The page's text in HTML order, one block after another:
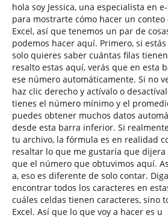
hola soy Jessica, una especialista en
para mostrarte cómo hacer un conteo
Excel, así que tenemos un par de
podemos hacer aquí. Primero, si
solo quieres saber cuántas filas
resalto estas aquí, verás que en esta
ese número automáticamente. Si no
haz clic derecho y actívalo o
tienes el número mínimo y el
puedes obtener muchos datos
desde esta barra inferior. Si
tu archivo, la fórmula es en realidad
resaltar lo que me gustaría que dijera
que el número que obtuvimos aquí.
a, eso es diferente de solo contar.
encontrar todos los caracteres en
cuáles celdas tienen caracteres, sino
Excel. Así que lo que voy a hacer es u